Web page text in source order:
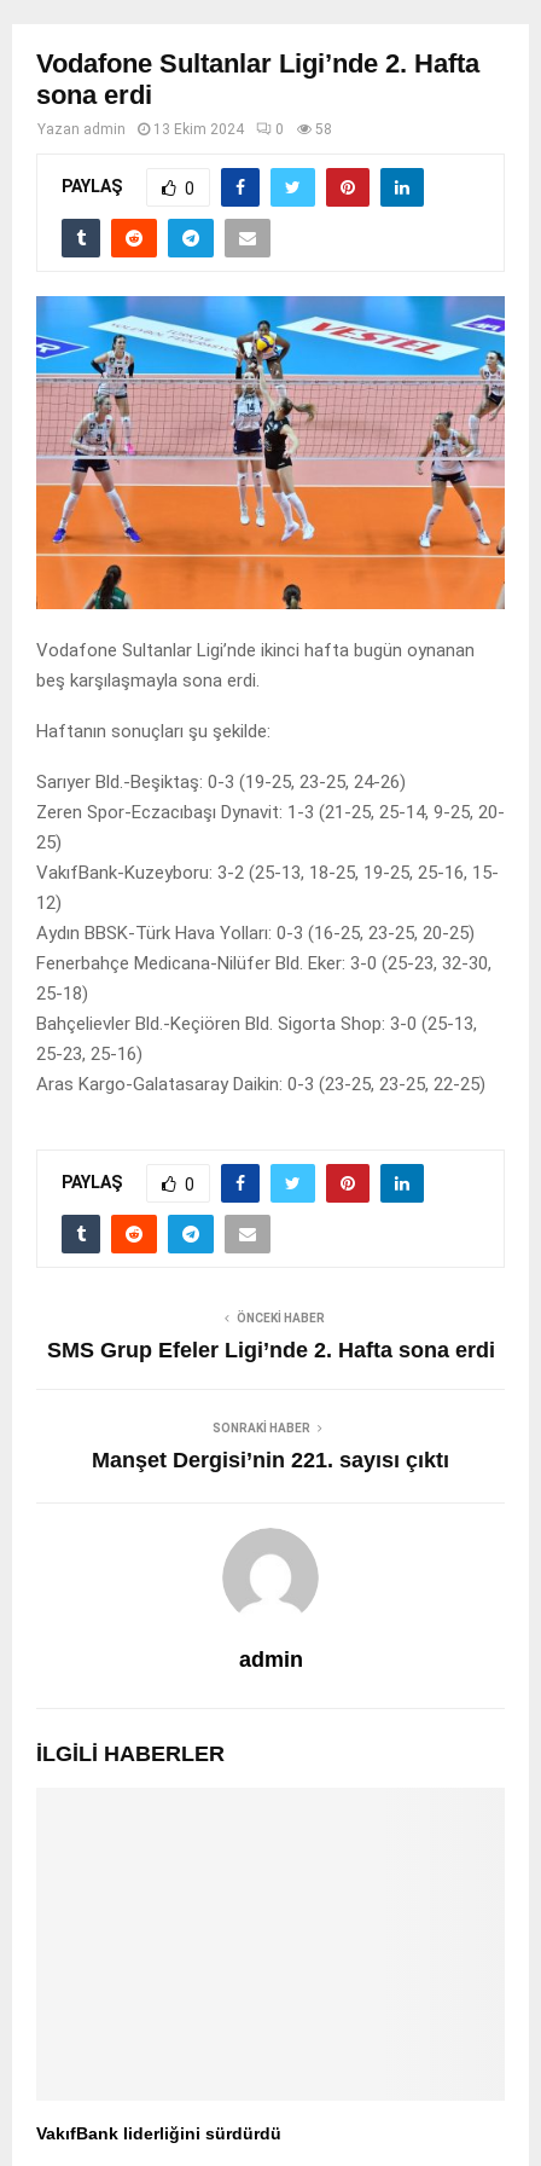
Vodafone Sultanlar Ligi’nde 2. Hafta
sona erdi
Yazan admin 13 Ekim 2024 0 58
PAYLAŞ 0
Vodafone Sultanlar Ligi’nde ikinci hafta bugün oynanan
beş karşılaşmayla sona erdi.
Haftanın sonuçları şu şekilde:
Sarıyer Bld.-Beşiktaş: 0-3 (19-25, 23-25, 24-26)
Zeren Spor-Eczacıbaşı Dynavit: 1-3 (21-25, 25-14, 9-25, 20-
25)
VakıfBank-Kuzeyboru: 3-2 (25-13, 18-25, 19-25, 25-16, 15-
12)
Aydın BBSK-Türk Hava Yolları: 0-3 (16-25, 23-25, 20-25)
Fenerbahçe Medicana-Nilüfer Bld. Eker: 3-0 (25-23, 32-30,
25-18)
Bahçelievler Bld.-Keçiören Bld. Sigorta Shop: 3-0 (25-13,
25-23, 25-16)
Aras Kargo-Galatasaray Daikin: 0-3 (23-25, 23-25, 22-25)
PAYLAŞ 0
ÖNCEKI HABER
SMS Grup Efeler Ligi’nde 2. Hafta sona erdi
SONRAKI HABER
Manşet Dergisi’nin 221. sayısı çıktı
admin
İLGILI HABERLER
VakıfBank liderliğini sürdürdü